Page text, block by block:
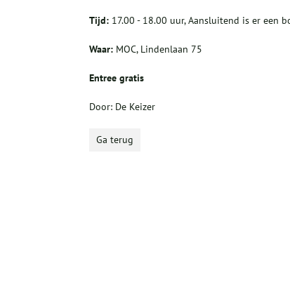
Tijd: 17.00 - 18.00 uur, Aansluitend is er een
Waar: MOC, Lindenlaan 75
Entree gratis
Door: De Keizer
Ga terug